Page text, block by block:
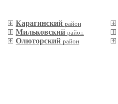
Карагинский район
Мильковский район
Олюторский район